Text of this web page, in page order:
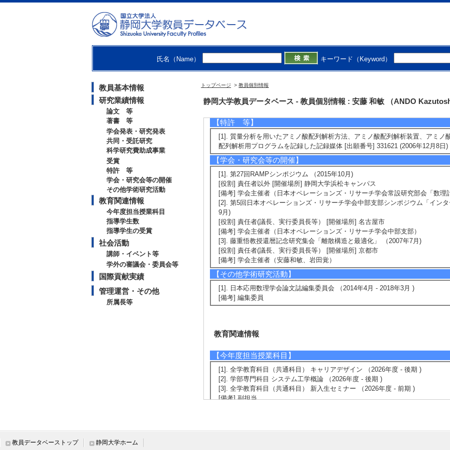
氏名（Name） キーワード（Keyword）
教員基本情報
研究業績情報
論文 等
著書 等
学会発表・研究発表
共同・受託研究
科学研究費助成事業
受賞
特許 等
学会・研究会等の開催
その他学術研究活動
教育関連情報
今年度担当授業科目
指導学生数
指導学生の受賞
社会活動
講師・イベント等
学外の審議会・委員会等
国際貢献実績
管理運営・その他
所属長等
トップページ > 教員個別情報
静岡大学教員データベース - 教員個別情報 : 安藤 和敏 （ANDO
[4]. 組織に対する的確な改善目標と質保証された効率性測定を両立するDEA理
[5]. 最小費用全域木ゲームのShapley値に対する近似アルゴリズムの開発 （
【受賞】
[2]. Best Paper Award of Scheduling Theory A heuristic algorithm for many-
6月)
[受賞者] Aito Hirano, Kazuki Hasegawa, Keisuke Ueda, Kazutoshi Ando and
【特許 等】
[1]. 質量分析を用いたアミノ酸配列解析方法、アミノ酸配列解析装置、アミノ
配列解析用プログラムを記録した記録媒体 [出願番号] 331621 (2006年12月8日
【学会・研究会等の開催】
[1]. 第27回RAMPシンポジウム （2015年10月)
[役割] 責任者以外 [開催場所] 静岡大学浜松キャンパス
[備考] 学会主催者（日本オペレーションズ・リサーチ学会常設研究部会「数理
[2]. 第5回日本オペレーションズ・リサーチ学会中部支部シンポジウム「イン
9月)
[役割] 責任者(議長、実行委員長等） [開催場所] 名古屋市
[備考] 学会主催者（日本オペレーションズ・リサーチ学会中部支部）
[3]. 藤重悟教授還暦記念研究集会「離散構造と最適化」 （2007年7月)
[役割] 責任者(議長、実行委員長等） [開催場所] 京都市
[備考] 学会主催者（安藤和敏、岩田覚）
【その他学術研究活動】
[1]. 日本応用数理学会論文誌編集委員会 （2014年4月 - 2018年3月 )
[備考] 編集委員
教育関連情報
【今年度担当授業科目】
[1]. 全学教育科目（共通科目） キャリアデザイン （2026年度 - 後期 )
[2]. 学部専門科目 システム工学概論 （2026年度 - 後期 )
[3]. 全学教育科目（共通科目） 新入生セミナー （2026年度 - 前期 )
[備考] 副担当
教員データベーストップ 静岡大学ホーム